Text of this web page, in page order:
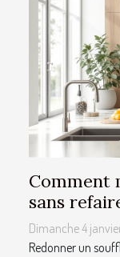
Comment
sans
Dimanche 4
Redonner un